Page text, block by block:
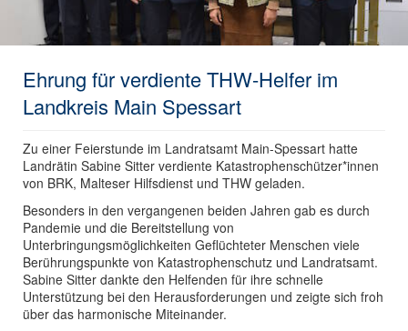
Ehrung für verdiente THW-Helfer im
Landkreis Main Spessart
Zu einer Feierstunde im Landratsamt Main-Spessart hatte
Landrätin Sabine Sitter verdiente Katastrophenschützer*innen
von BRK, Malteser Hilfsdienst und THW geladen.
Besonders in den vergangenen beiden Jahren gab es durch
Pandemie und die Bereitstellung von
Unterbringungsmöglichkeiten Geflüchteter Menschen viele
Berührungspunkte von Katastrophenschutz und Landratsamt.
Sabine Sitter dankte den Helfenden für ihre schnelle
Unterstützung bei den Herausforderungen und zeigte sich froh
über das harmonische Miteinander.